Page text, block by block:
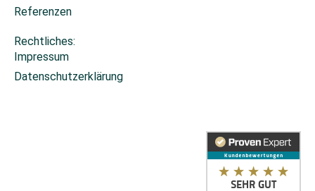
Referenzen
Rechtliches:
Impressum
Datenschutzerklärung